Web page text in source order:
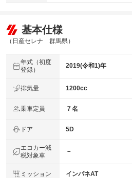
基本仕様
（日産セレナ 群馬県）
年式（初度
登録）
2019(令和1)年
排気量 1200cc
乗車定員 ７名
ドア 5D
エコカー減
税対象車
－
ミッション インパネAT